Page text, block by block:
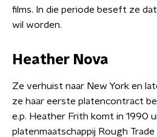
films. In die periode beseft ze
wil worden.
Heather Nova
Ze verhuist naar New York en
ze haar eerste platencontract
e.p. Heather Frith komt in 1990
platenmaatschappij Rough